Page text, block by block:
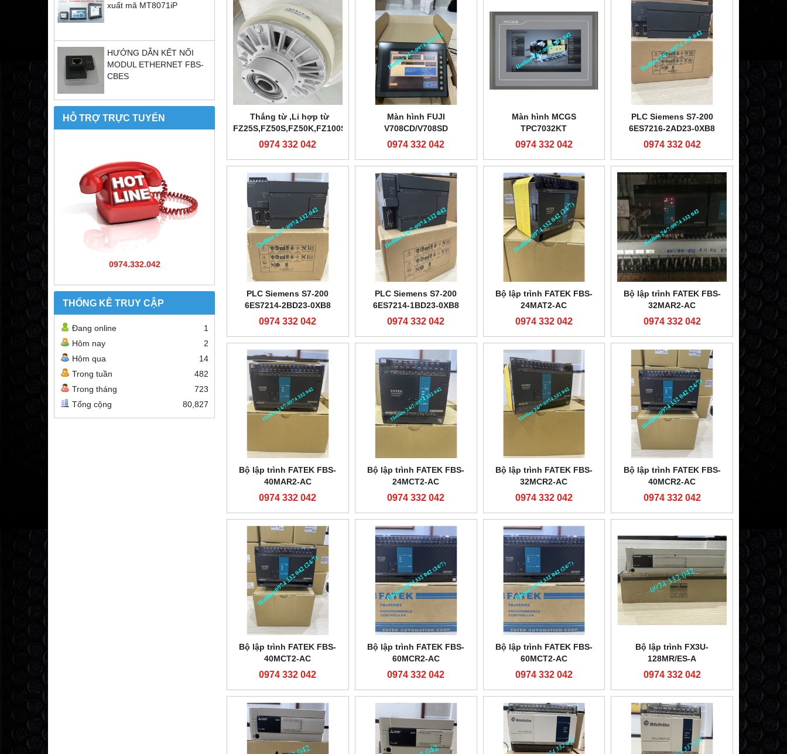
xuất mã MT8071iP
HƯỚNG DẪN KẾT NỐI
MODUL ETHERNET FBS-
CBES
HỖ TRỢ TRỰC TUYẾN
0974.332.042
THỐNG KÊ TRUY CẬP
Đang online
1
Hôm nay
2
Hôm qua
14
Trong tuần
482
Trong tháng
723
Tổng cộng
80,827
Thắng từ ,Li hợp từ
FZ25S,FZ50S,FZ50K,FZ100S
0974 332 042
Màn hình FUJI
V708CD/V708SD
0974 332 042
Màn hình MCGS
TPC7032KT
0974 332 042
PLC Siemens S7-200
6ES7216-2AD23-0XB8
0974 332 042
PLC Siemens S7-200
6ES7214-2BD23-0XB8
0974 332 042
PLC Siemens S7-200
6ES7214-1BD23-0XB8
0974 332 042
Bộ lập trình FATEK FBS-
24MAT2-AC
0974 332 042
Bộ lập trình FATEK FBS-
32MAR2-AC
0974 332 042
Bộ lập trình FATEK FBS-
40MAR2-AC
0974 332 042
Bộ lập trình FATEK FBS-
24MCT2-AC
0974 332 042
Bộ lập trình FATEK FBS-
32MCR2-AC
0974 332 042
Bộ lập trình FATEK FBS-
40MCR2-AC
0974 332 042
Bộ lập trình FATEK FBS-
40MCT2-AC
0974 332 042
Bộ lập trình FATEK FBS-
60MCR2-AC
0974 332 042
Bộ lập trình FATEK FBS-
60MCT2-AC
0974 332 042
Bộ lập trình FX3U-
128MR/ES-A
0974 332 042